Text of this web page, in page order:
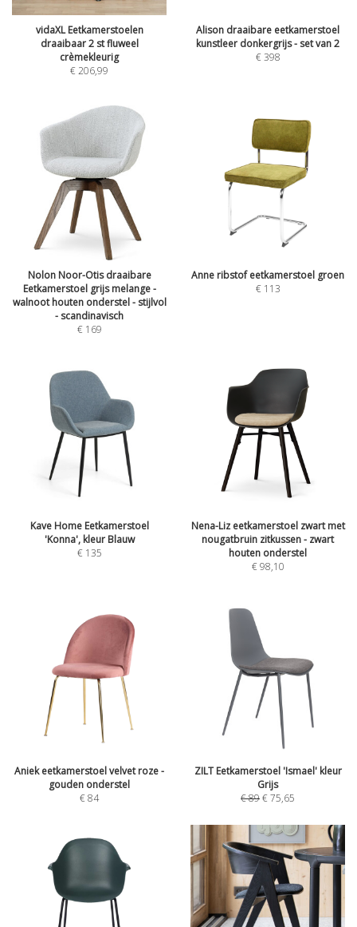
vidaXL Eetkamerstoelen
draaibaar 2 st fluweel
crèmekleurig
€206,99
Alison draaibare eetkamerstoel
kunstleer donkergrijs - set van 2
€398
Nolon Noor-Otis draaibare
Eetkamerstoel grijs melange -
walnoot houten onderstel - stijlvol
- scandinavisch
€ 169
Anne ribstof eetkamerstoel groen
€ 113
Kave Home Eetkamerstoel
'Konna', kleur Blauw
€ 135
Nena-Liz eetkamerstoel zwart met
nougatbruin zitkussen - zwart
houten onderstel
€98,10
Aniek eetkamerstoel velvet roze -
gouden onderstel
€84
ZILT Eetkamerstoel 'Ismael' kleur
Grijs
€89€75,65